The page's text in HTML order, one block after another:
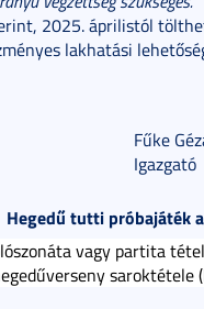
2025. áprilistól
lakhatási
Fűke
Igazgató
Hegedű tutti próbajáték
vagy partita tétel
saroktétele